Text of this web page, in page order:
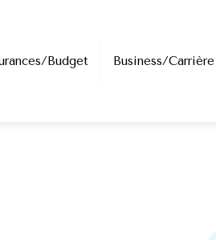
Budget Business/Carrière